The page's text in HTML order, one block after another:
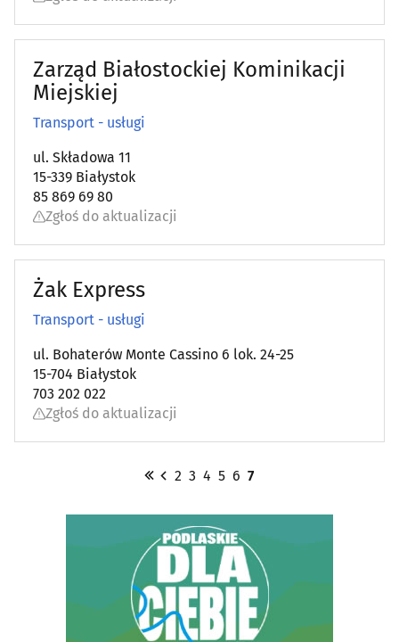
Zarząd Białostockiej Kominikacji
Miejskiej
Transport - usługi
ul. Składowa 11
15-339 Białystok
85 869 69 80
Zgłoś do aktualizacji
Żak Express
Transport - usługi
ul. Bohaterów Monte Cassino 6 lok. 24-25
15-704 Białystok
703 202 022
Zgłoś do aktualizacji
2 3 4 5 6 7